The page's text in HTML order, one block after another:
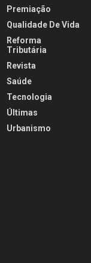
Premiação
Qualidade De Vida
Reforma
Tributária
Revista
Saúde
Tecnologia
Últimas
Urbanismo